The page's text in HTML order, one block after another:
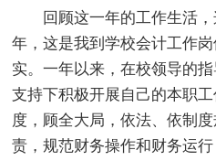
回顾这一年的工作生活，
年，这是我到学校会计工作
实。一年以来，在校领导的
支持下积极开展自己的本职
度，顾全大局，依法、依制
责，规范财务操作和财务运